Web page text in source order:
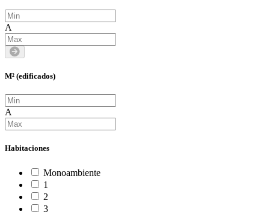
A
M² (edificados)
A
Habitaciones
Monoambiente
1
2
3